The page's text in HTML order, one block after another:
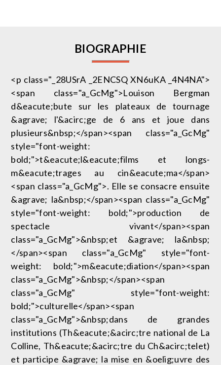
BIOGRAPHIE
<p class="_28USrA _2ENCSQ XN6uKA _4N4NA">
<span class="a_GcMg">Louison Bergman
d&eacute;bute sur les plateaux de tournage
&agrave; l'&acirc;ge de 6 ans et joue dans
plusieurs&nbsp;</span><span class="a_GcMg"
style="font-weight:
bold;">t&eacute;l&eacute;films et longs-
m&eacute;trages au cin&eacute;ma</span>
<span class="a_GcMg">. Elle se consacre ensuite
&agrave; la&nbsp;</span><span class="a_GcMg"
style="font-weight: bold;">production de
spectacle vivant</span><span
class="a_GcMg">&nbsp;et &agrave; la&nbsp;
</span><span class="a_GcMg" style="font-
weight: bold;">m&eacute;diation</span><span
class="a_GcMg">&nbsp;</span><span
class="a_GcMg" style="font-weight:
bold;">culturelle</span><span
class="a_GcMg">&nbsp;dans de grandes
institutions (Th&eacute;&acirc;tre national de La
Colline, Th&eacute;&acirc;tre du Ch&acirc;telet)
et participe &agrave; la mise en &oelig;uvre des